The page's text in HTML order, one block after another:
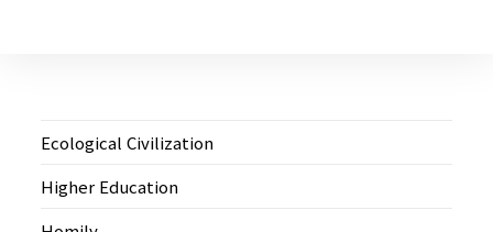
Ecological Civilization
Higher Education